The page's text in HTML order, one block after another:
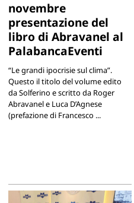
novembre
presentazione del
libro di Abravanel al
PalabancaEventi
“Le grandi ipocrisie sul clima”.
Questo il titolo del volume edito
da Solferino e scritto da Roger
Abravanel e Luca D’Agnese
(prefazione di Francesco ...